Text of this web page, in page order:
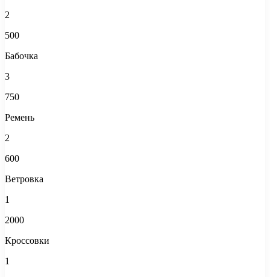
2
500
Бабочка
3
750
Ремень
2
600
Ветровка
1
2000
Кроссовки
1